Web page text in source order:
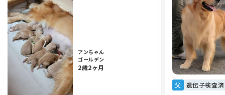
当犬舎では、親犬に遺伝子検査を実施し、
遺伝病のリスクを極力下げるよう努めております。
掛かり付けの獣医さんによる
健康診断・マイクロチップの接種・ワクチンの接種💉
による費用はいただいておりません。
現在食べているフードをプレゼント🎁
アンちゃん
ゴールデン
2歳2ヶ月
父 遺伝子検査済